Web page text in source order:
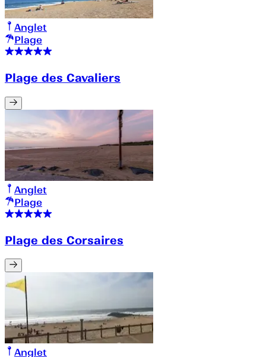
Anglet
Plage
Plage des Cavaliers
Anglet
Plage
Plage des Corsaires
Anglet